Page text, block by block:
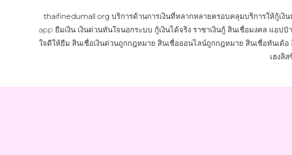
thaifinedumall.org บริการด้านการเงินที่หลากหลายครอบคลุมบริการให้กู้เ
app ยืมเงิน เงินด่วนทันใจนอกระบบ กู้เงินได้จริง ราชาเงินกู้ สินเชื่อมงคล แอป
ใจดีให้ยืม สินเชื่อเงินด่วนถูกกฎหมาย สินเชื่อออนไลน์ถูกกฎหมาย สินเชื่อทันเ
เฮงลิ